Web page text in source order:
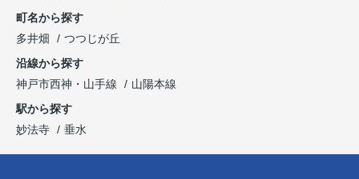
町名から探す
多井畑
つつじが丘
沿線から探す
神戸市西神・山手線
山陽本線
駅から探す
妙法寺
垂水